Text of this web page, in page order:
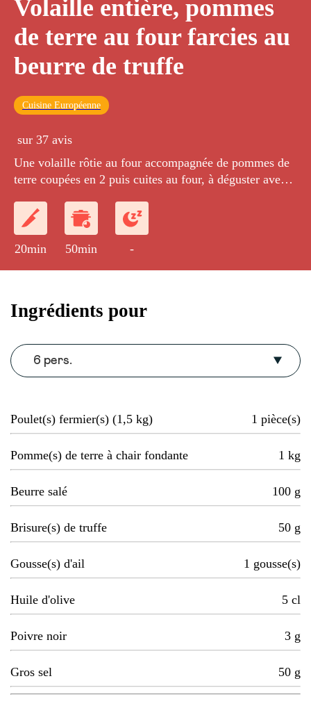
Volaille entière, pommes
de terre au four farcies au
beurre de truffe
Cuisine Européenne
sur 37 avis
Une volaille rôtie au four accompagnée de pommes de
terre coupées en 2 puis cuites au four, à déguster avec
20min 50min -
Ingrédients pour
6 pers.
Poulet(s) fermier(s) (1,5 kg) 1 pièce(s)
Pomme(s) de terre à chair fondante 1 kg
Beurre salé 100 g
Brisure(s) de truffe 50 g
Gousse(s) d'ail 1 gousse(s)
Huile d'olive 5 cl
Poivre noir 3 g
Gros sel 50 g